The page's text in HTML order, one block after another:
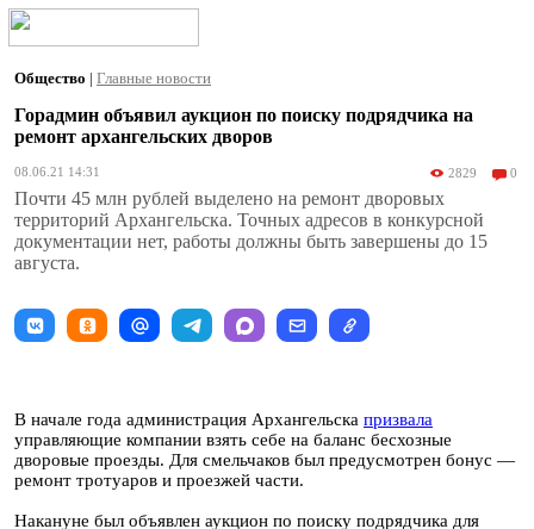
Общество | Главные новости
Горадмин объявил аукцион по поиску подрядчика на
ремонт архангельских дворов
08.06.21 14:31 2829 0
Почти 45 млн рублей выделено на ремонт дворовых
территорий Архангельска. Точных адресов в конкурсной
документации нет, работы должны быть завершены до 15
августа.
В начале года администрация Архангельска призвала
управляющие компании взять себе на баланс бесхозные
дворовые проезды. Для смельчаков был предусмотрен бонус —
ремонт тротуаров и проезжей части.
Накануне был объявлен аукцион по поиску подрядчика для